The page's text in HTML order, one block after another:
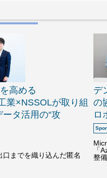
高める
業×NSSOLが取り組
タ活用の“攻
までを織り込んだ匿名
デ
の
ロ
「
整備